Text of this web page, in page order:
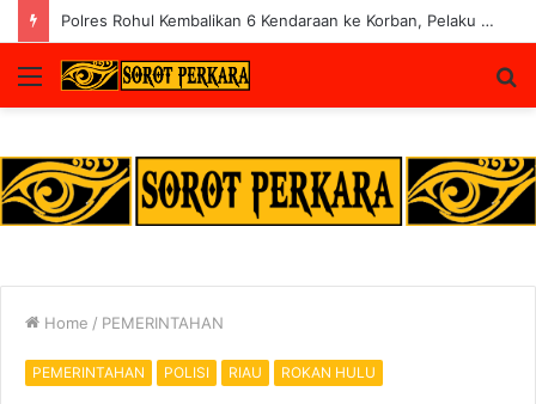
Polres Rohul Kembalikan 6 Kendaraan ke Korban, Pelaku Curanmor Dijerat 7 Tahun Penjara
Menu
Home / PEMERINTAHAN
PEMERINTAHAN POLISI RIAU ROKAN HULU